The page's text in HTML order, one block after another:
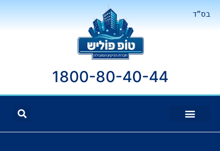
בס"ד
1800-80-40-44